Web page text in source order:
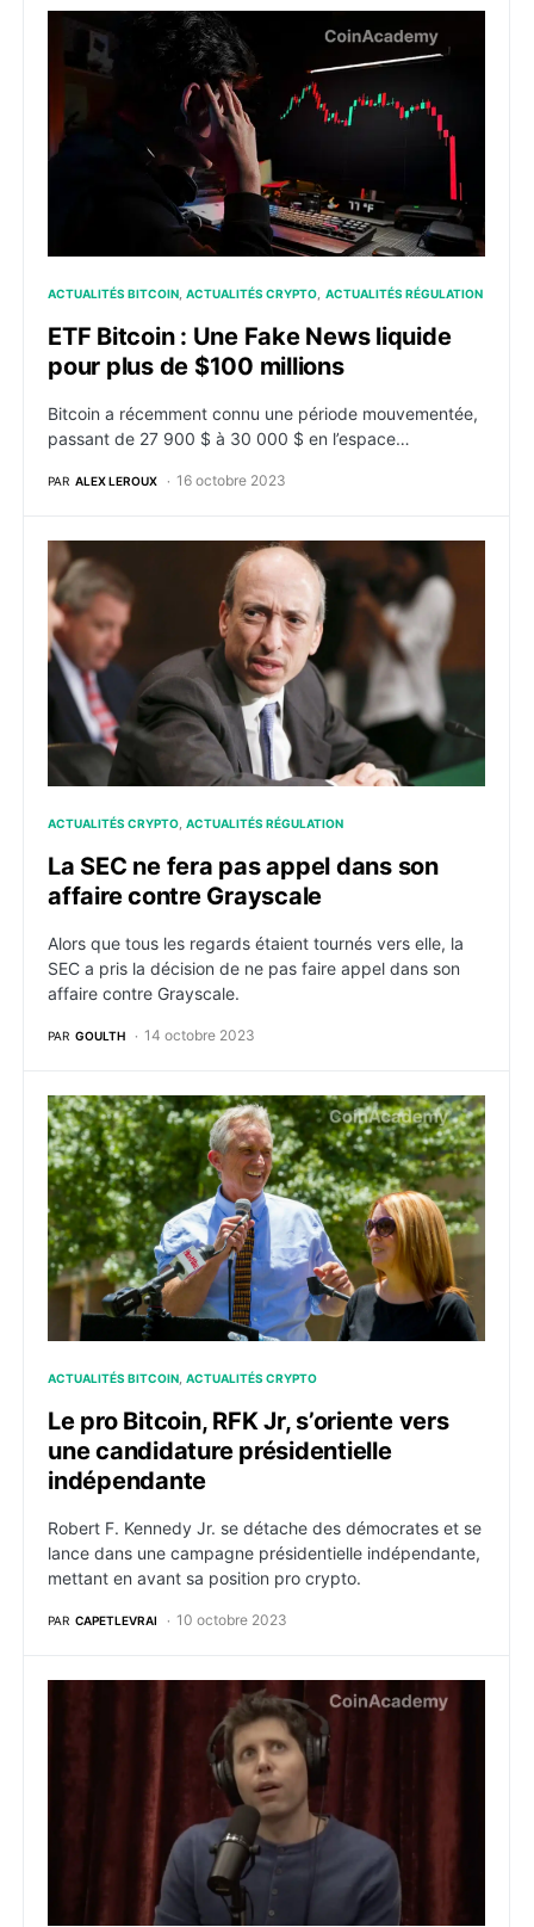
ETF Bitcoin : Une Fake News liquide pour plus de
ACTUALITÉS BITCOIN ACTUALITÉS CRYPTO ACTUALITÉS RÉGULATION
ETF Bitcoin : Une Fake News liquide
pour plus de $100 millions
Bitcoin a récemment connu une période mouvementée,
passant de 27 900 $ à 30 000 $ en l’espace…
PAR ALEX LEROUX 16 octobre 2023
La SEC ne fera pas appel dans son affaire contre
ACTUALITÉS CRYPTO ACTUALITÉS RÉGULATION
La SEC ne fera pas appel dans son
affaire contre Grayscale
Alors que tous les regards étaient tournés vers elle, la
SEC a pris la décision de ne pas faire appel dans son
affaire contre Grayscale.
PAR GOULTH 14 octobre 2023
Le pro Bitcoin, RFK Jr, s’oriente vers une
ACTUALITÉS BITCOIN ACTUALITÉS CRYPTO
Le pro Bitcoin, RFK Jr, s’oriente vers
une candidature présidentielle
indépendante
Robert F. Kennedy Jr. se détache des démocrates et se
lance dans une campagne présidentielle indépendante,
mettant en avant sa position pro crypto.
PAR CAPETLEVRAI 10 octobre 2023
Bitcoin est une révolution technologique pour la